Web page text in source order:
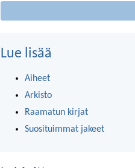
Lue lisää
Aiheet
Arkisto
Raamatun kirjat
Suosituimmat jakeet